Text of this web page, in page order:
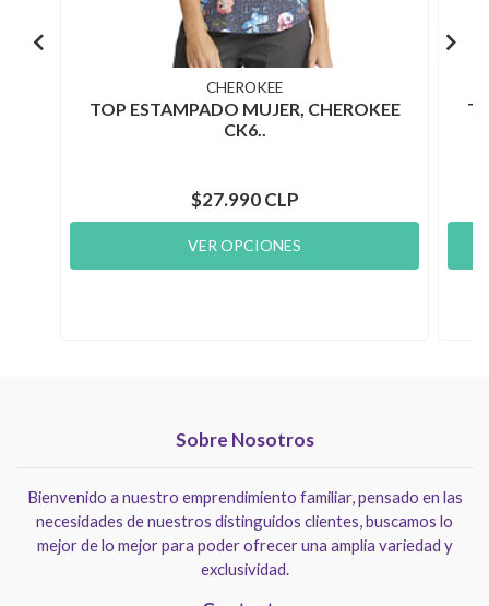
CHEROKEE
TOP ESTAMPADO MUJER, CHEROKEE
CK6..
$27.990 CLP
VER OPCIONES
Sobre Nosotros
Bienvenido a nuestro emprendimiento familiar, pensado en las
necesidades de nuestros distinguidos clientes, buscamos lo
mejor de lo mejor para poder ofrecer una amplia variedad y
exclusividad.